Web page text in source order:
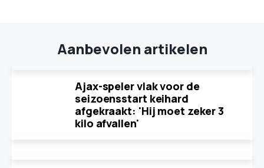
Aanbevolen artikelen
Ajax-speler vlak voor de
seizoensstart keihard
afgekraakt: 'Hij moet zeker 3
kilo afvallen'